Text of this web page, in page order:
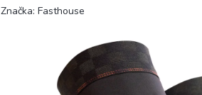
Značka: Fasthouse